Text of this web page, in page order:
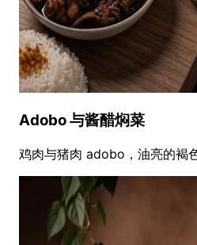
Adobo 与酱醋焖菜
鸡肉与猪肉 adobo，油亮的褐